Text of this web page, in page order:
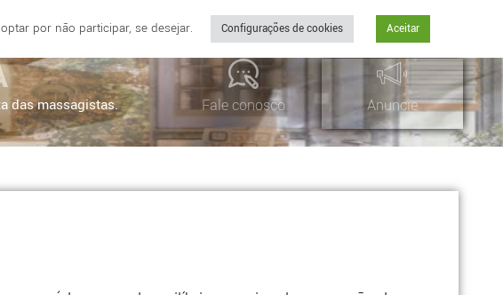
das massagistas. Fale conosco Anuncie
por não participar, se desejar. Configurações de cookies Aceitar